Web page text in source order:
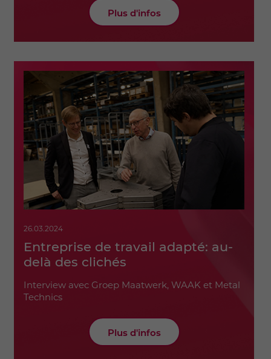
Plus d'infos
26.03.2024
Entreprise de travail adapté: au-
delà des clichés
Interview avec Groep Maatwerk, WAAK et Metal
Technics
Plus d'infos